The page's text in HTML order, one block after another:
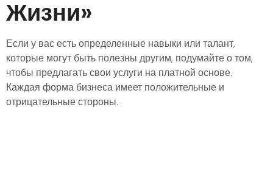
Жизни»
Если у вас есть определенные навыки или талант,
которые могут быть полезны другим, подумайте о том,
чтобы предлагать свои услуги на платной основе.
Каждая форма бизнеса имеет положительные и
отрицательные стороны.